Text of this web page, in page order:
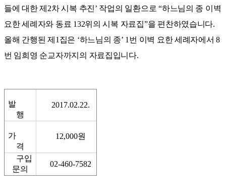
들에 대한 제 2차 시복 추진’ 작업의 일환으로“하느님의 종 이벽
요한 세례자와 동료 132위의 시복 자료집”을 편찬하였습니다.
올해 간행된 제 1 집은 ‘하느님의 종’ 1 번 이벽 요한 세례자에서8
번 임희영 순교자까지의 자료집입니다.
발
행
2017.02.22.
가
격
12,000원
구입
문의
02-460-7582